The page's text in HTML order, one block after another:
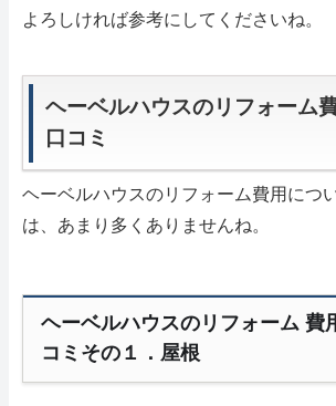
よろしければ参考にしてくださいね。
ヘーベルハウスのリフォーム
口コミ
ヘーベルハウスのリフォーム費用につ
は、あまり多くありませんね。
ヘーベルハウスのリフォーム 費
コミその１．屋根